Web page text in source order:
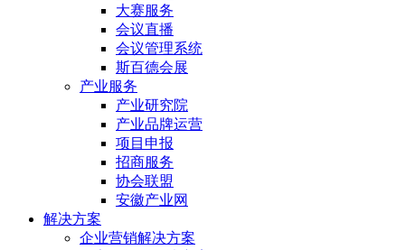
大赛服务
会议直播
会议管理系统
斯百德会展
产业服务
产业研究院
产业品牌运营
项目申报
招商服务
协会联盟
安徽产业网
解决方案
企业营销解决方案